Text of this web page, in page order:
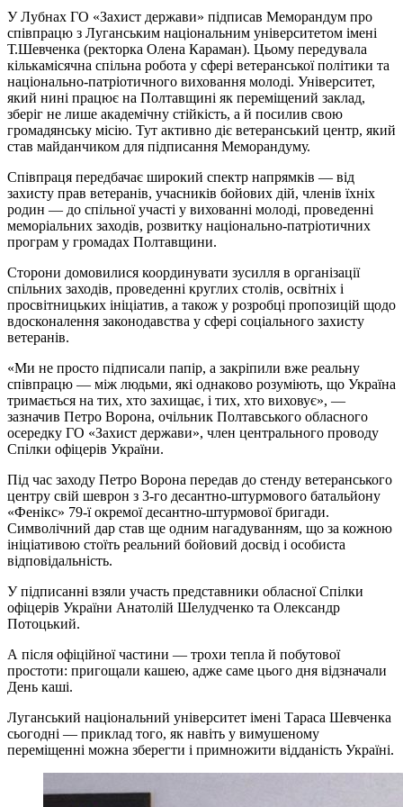
У Лубнах ГО «Захист держави» підписав Меморандум про
співпрацю з Луганським національним університетом імені
Т.Шевченка (ректорка Олена Караман). Цьому передувала
кількамісячна спільна робота у сфері ветеранської політики та
національно-патріотичного виховання молоді. Університет,
який нині працює на Полтавщині як переміщений заклад,
зберіг не лише академічну стійкість, а й посилив свою
громадянську місію. Тут активно діє ветеранський центр, який
став майданчиком для підписання Меморандуму.
Співпраця передбачає широкий спектр напрямків — від
захисту прав ветеранів, учасників бойових дій, членів їхніх
родин — до спільної участі у вихованні молоді, проведенні
меморіальних заходів, розвитку національно-патріотичних
програм у громадах Полтавщини.
Сторони домовилися координувати зусилля в організації
спільних заходів, проведенні круглих столів, освітніх і
просвітницьких ініціатив, а також у розробці пропозицій щодо
вдосконалення законодавства у сфері соціального захисту
ветеранів.
«Ми не просто підписали папір, а закріпили вже реальну
співпрацю — між людьми, які однаково розуміють, що Україна
тримається на тих, хто захищає, і тих, хто виховує», —
зазначив Петро Ворона, очільник Полтавського обласного
осередку ГО «Захист держави», член центрального проводу
Спілки офіцерів України.
Під час заходу Петро Ворона передав до стенду ветеранського
центру свій шеврон з 3-го десантно-штурмового батальйону
«Фенікс» 79-ї окремої десантно-штурмової бригади.
Символічний дар став ще одним нагадуванням, що за кожною
ініціативою стоїть реальний бойовий досвід і особиста
відповідальність.
У підписанні взяли участь представники обласної Спілки
офіцерів України Анатолій Шелудченко та Олександр
Потоцький.
А після офіційної частини — трохи тепла й побутової
простоти: пригощали кашею, адже саме цього дня відзначали
День каші.
Луганський національний університет імені Тараса Шевченка
сьогодні — приклад того, як навіть у вимушеному
переміщенні можна зберегти і примножити відданість Україні.